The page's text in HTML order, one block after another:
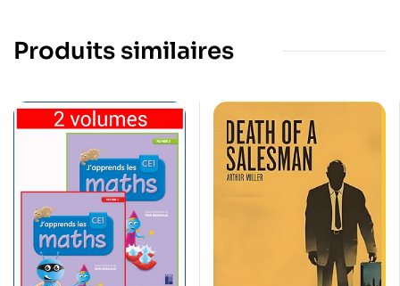
Produits similaires